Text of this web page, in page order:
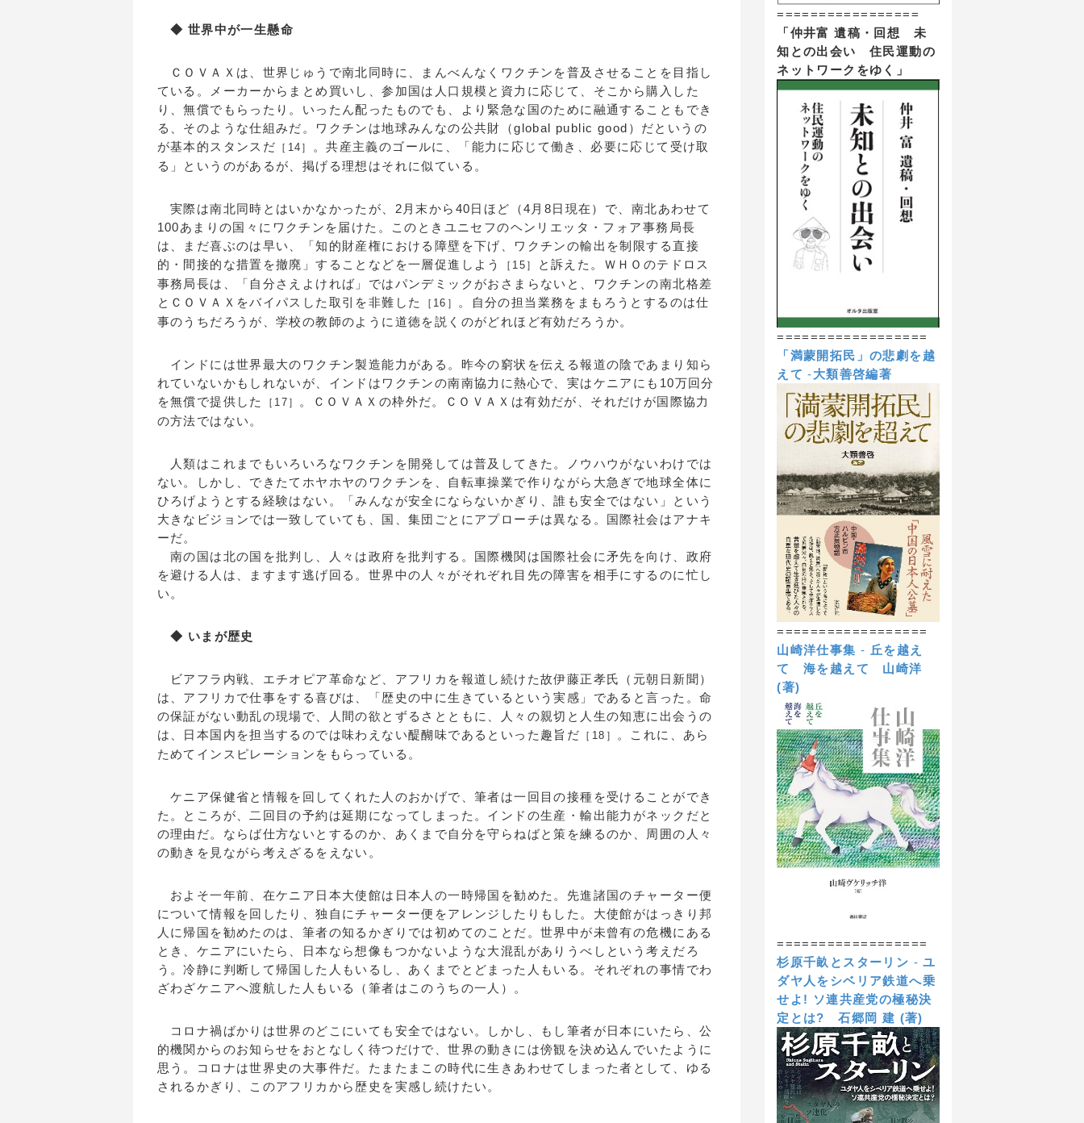
◆ 世界中が一生懸命
ＣＯＶＡＸは、世界じゅうで南北同時に、まんべんなくワクチンを普及させることを目指し
ている。メーカーからまとめ買いし、参加国は人口規模と資力に応じて、そこから購入した
り、無償でもらったり。いったん配ったものでも、より緊急な国のために融通することもでき
る、そのような仕組みだ。ワクチンは地球みんなの公共財（global public good）だというの
が基本的スタンスだ ［14］
。共産主義のゴールに、「能力に応じて働き、必要に応じて受け取
る」というのがあるが、掲げる理想はそれに似ている。
実際は南北同時とはいかなかったが、2月末から40日ほど（4月8日現在）で、南北あわせて
100あまりの国々にワクチンを届けた。このときユニセフのヘンリエッタ・フォア事務局長
は、まだ喜ぶのは早い、「知的財産権における障壁を下げ、ワクチンの輸出を制限する直接
的・間接的な措置を撤廃」することなどを一層促進しよう
［15］
と訴えた。ＷＨＯのテドロス
事務局長は、「自分さえよければ」ではパンデミックがおさまらないと、ワクチンの南北格差
とＣＯＶＡＸをバイパスした取引を非難した
［16］
。自分の担当業務をまもろうとするのは仕
事のうちだろうが、学校の教師のように道徳を説くのがどれほど有効だろうか。
インドには世界最大のワクチン製造能力がある。昨今の窮状を伝える報道の陰であまり知ら
れていないかもしれないが、インドはワクチンの南南協力に熱心で、実はケニアにも10万回分
を無償で提供した
［17］
。ＣＯＶＡＸの枠外だ。ＣＯＶＡＸは有効だが、それだけが国際協力
の方法ではない。
人類はこれまでもいろいろなワクチンを開発しては普及してきた。ノウハウがないわけでは
ない。しかし、できたてホヤホヤのワクチンを、自転車操業で作りながら大急ぎで地球全体に
ひろげようとする経験はない。「みんなが安全にならないかぎり、誰も安全ではない」という
大きなビジョンでは一致していても、国、集団ごとにアプローチは異なる。国際社会はアナキ
ーだ。
南の国は北の国を批判し、人々は政府を批判する。国際機関は国際社会に矛先を向け、政府
を避ける人は、ますます逃げ回る。世界中の人々がそれぞれ目先の障害を相手にするのに忙し
い。
◆ いまが歴史
ビアフラ内戦、エチオピア革命など、アフリカを報道し続けた故伊藤正孝氏（元朝日新聞）
は、アフリカで仕事をする喜びは、「歴史の中に生きているという実感」であると言った。命
の保証がない動乱の現場で、人間の欲とずるさとともに、人々の親切と人生の知恵に出会うの
は、日本国内を担当するのでは味わえない醍醐味であるといった趣旨だ ［18］
。これに、あら
ためてインスピレーションをもらっている。
ケニア保健省と情報を回してくれた人のおかげで、筆者は一回目の接種を受けることができ
た。ところが、二回目の予約は延期になってしまった。インドの生産・輸出能力がネックだと
の理由だ。ならば仕方ないとするのか、あくまで自分を守らねばと策を練るのか、周囲の人々
の動きを見ながら考えざるをえない。
およそ一年前、在ケニア日本大使館は日本人の一時帰国を勧めた。先進諸国のチャーター便
について情報を回したり、独自にチャーター便をアレンジしたりもした。大使館がはっきり邦
人に帰国を勧めたのは、筆者の知るかぎりでは初めてのことだ。世界中が未曾有の危機にある
とき、ケニアにいたら、日本なら想像もつかないような大混乱がありうべしという考えだろ
う。冷静に判断して帰国した人もいるし、あくまでとどまった人もいる。それぞれの事情でわ
ざわざケニアへ渡航した人もいる（筆者はこのうちの一人）。
コロナ禍ばかりは世界のどこにいても安全ではない。しかし、もし筆者が日本にいたら、公
的機関からのお知らせをおとなしく待つだけで、世界の動きには傍観を決め込んでいたように
思う。コロナは世界史の大事件だ。たまたまこの時代に生きあわせてしまった者として、ゆる
されるかぎり、このアフリカから歴史を実感し続けたい。
=================
「仲井富 遺稿・回想 未
知との出会い 住民運動の
ネットワークをゆく」
==================
「満蒙開拓民」の悲劇を越
えて -大類善啓編著
==================
山崎洋仕事集 - 丘を越え
て 海を越えて
山崎洋
(著)
==================
杉原千畝とスターリン -ユ
ダヤ人をシベリア鉄道へ乗
せよ! ソ連共産党の極秘決
定とは?
石郷岡 建 (著)